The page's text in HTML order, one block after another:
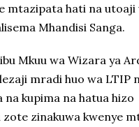
mtazipata hati na utoaji
Mhandisi Sanga.
Mkuu wa Wizara ya
mradi huo wa LTIP
na kupima na hatua hizo
zote zinakuwa kwenye